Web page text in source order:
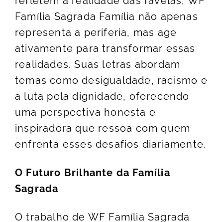
Família Sagrada Família não apenas
representa a periferia, mas age
ativamente para transformar essas
realidades. Suas letras abordam
temas como desigualdade, racismo e
a luta pela dignidade, oferecendo
uma perspectiva honesta e
inspiradora que ressoa com quem
enfrenta esses desafios diariamente.
O Futuro Brilhante da Família
Sagrada
O trabalho de WF Família Sagrada